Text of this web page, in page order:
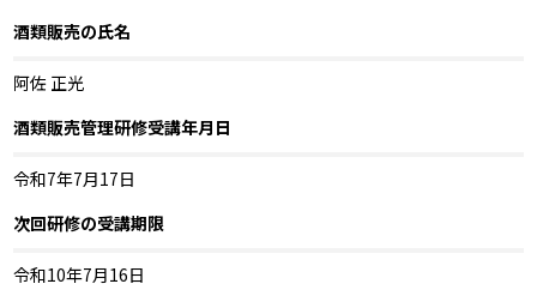
酒類販売の氏名
阿佐 正光
酒類販売管理研修受講年月日
令和7年7月17日
次回研修の受講期限
令和10年7月16日